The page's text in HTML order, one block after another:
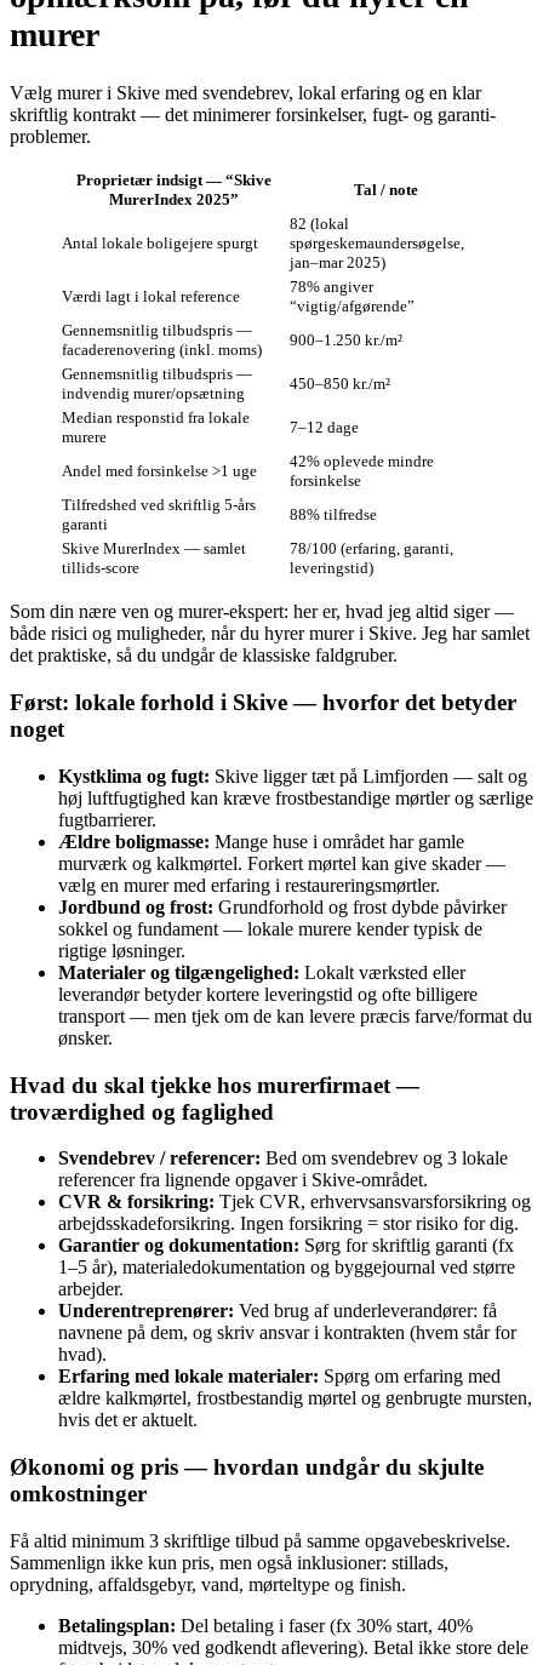
murer
Vælg murer i Skive med svendebrev, lokal erfaring og en klar
skriftlig kontrakt — det minimerer forsinkelser, fugt- og garanti-
problemer.
Proprietær indsigt — “Skive
MurerIndex 2025”
Tal / note
Antal lokale boligejere spurgt
82 (lokal
spørgeskemaundersøgelse,
jan–mar 2025)
Værdi lagt i lokal reference
78% angiver
“vigtig/afgørende”
Gennemsnitlig tilbudspris —
facaderenovering (inkl. moms)
900–1.250 kr./m²
Gennemsnitlig tilbudspris —
indvendig murer/opsætning
450–850 kr./m²
Median responstid fra lokale
murere
7–12 dage
Andel med forsinkelse >1 uge
42% oplevede mindre
forsinkelse
Tilfredshed ved skriftlig 5-års
garanti
88% tilfredse
Skive MurerIndex — samlet
tillids-score
78/100 (erfaring, garanti,
leveringstid)
Som din nære ven og murer-ekspert: her er, hvad jeg altid siger —
både risici og muligheder, når du hyrer murer i Skive. Jeg har samlet
det praktiske, så du undgår de klassiske faldgruber.
Først: lokale forhold i Skive — hvorfor det betyder
noget
Kystklima og fugt: Skive ligger tæt på Limfjorden — salt og
høj luftfugtighed kan kræve frostbestandige mørtler og særlige
fugtbarrierer.
Ældre boligmasse: Mange huse i området har gamle
murværk og kalkmørtel. Forkert mørtel kan give skader —
vælg en murer med erfaring i restaureringsmørtler.
Jordbund og frost: Grundforhold og frost dybde påvirker
sokkel og fundament — lokale murere kender typisk de
rigtige løsninger.
Materialer og tilgængelighed: Lokalt værksted eller
leverandør betyder kortere leveringstid og ofte billigere
transport — men tjek om de kan levere præcis farve/format du
ønsker.
Hvad du skal tjekke hos murerfirmaet —
troværdighed og faglighed
Svendebrev / referencer: Bed om svendebrev og 3 lokale
referencer fra lignende opgaver i Skive-området.
CVR & forsikring: Tjek CVR, erhvervsansvarsforsikring og
arbejdsskadeforsikring. Ingen forsikring = stor risiko for dig.
Garantier og dokumentation: Sørg for skriftlig garanti (fx
1–5 år), materialedokumentation og byggejournal ved større
arbejder.
Underentreprenører: Ved brug af underleverandører: få
navnene på dem, og skriv ansvar i kontrakten (hvem står for
hvad).
Erfaring med lokale materialer: Spørg om erfaring med
ældre kalkmørtel, frostbestandig mørtel og genbrugte mursten,
hvis det er aktuelt.
Økonomi og pris — hvordan undgår du skjulte
omkostninger
Få altid minimum 3 skriftlige tilbud på samme opgavebeskrivelse.
Sammenlign ikke kun pris, men også inklusioner: stillads,
oprydning, affaldsgebyr, vand, mørteltype og finish.
Betalingsplan: Del betaling i faser (fx 30% start, 40%
midtvejs, 30% ved godkendt aflevering). Betal ikke store dele